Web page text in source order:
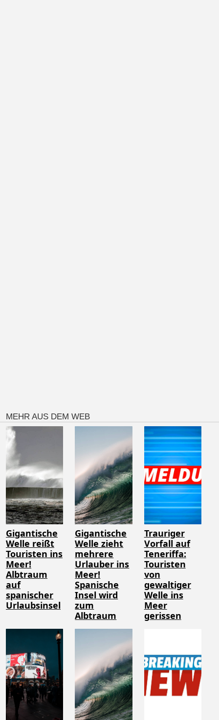
MEHR AUS DEM WEB
Gigantische
Welle reißt
Touristen ins
Meer!
Albtraum
auf
spanischer
Urlaubsinsel
Gigantische
Welle zieht
mehrere
Urlauber ins
Meer!
Spanische
Insel wird
zum
Albtraum
Trauriger
Vorfall auf
Teneriffa:
Touristen
von
gewaltiger
Welle ins
Meer
gerissen